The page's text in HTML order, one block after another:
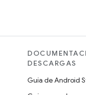
DESCARGAS
Guía de Android